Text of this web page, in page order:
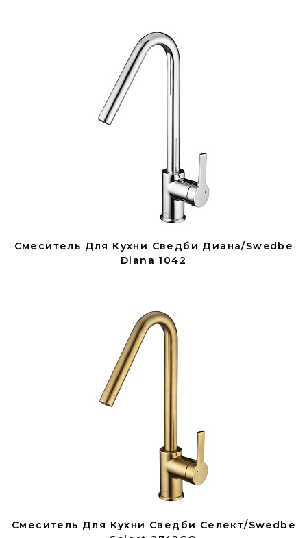
Смеситель Для Кухни Сведби Диана/Swedbe
Diana 1042
Смеситель Для Кухни Сведби Селект/Swedbe